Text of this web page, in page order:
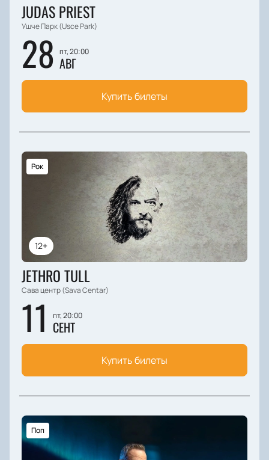
JUDAS PRIEST
Ушче Парк (Usce Park)
28 пт, 20:00
АВГ
Купить билеты
12+
Рок
JETHRO TULL
Сава центр (Sava Centar)
11 пт, 20:00
СЕНТ
Купить билеты
Поп